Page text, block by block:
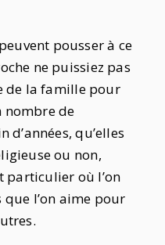
pousser à ce
ne puissiez pas
de la famille pour
nombre de
d’années, qu’elles
ou non,
particulier où l’on
que l’on aime pour